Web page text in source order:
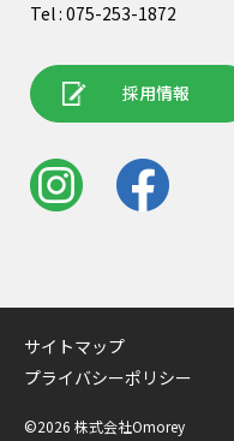
Tel : 075-253-1872
採用情報
©2026 株式会社Omorey
サイトマップ
プライバシーポリシー